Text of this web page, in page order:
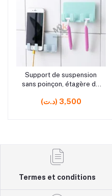
rrrrrr9 rrrrrr9 rrrrrr10
Ajouter au panier
Support de suspension
sans poinçon, étagère de
téléphone
(د.ت) 3,500
Termes et conditions